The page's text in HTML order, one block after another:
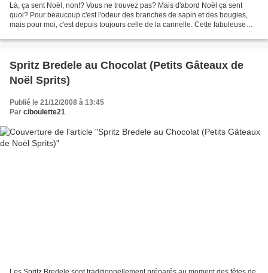
Là, ça sent Noël, non!? Vous ne trouvez pas? Mais d'abord Noël ça sent
quoi? Pour beaucoup c'est l'odeur des branches de sapin et des bougies,
mais pour moi, c'est depuis toujours celle de la cannelle. Cette fabuleuse
Spritz Bredele au Chocolat (Petits Gâteaux de
Noël Sprits)
Publié le 21/12/2008 à 13:45
Par ciboulette21